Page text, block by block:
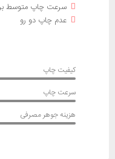
سرعت چاپ متوسط
عدم چاپ دو رو
کیفیت چاپ
سرعت چاپ
هزینه جوهر مصرفی